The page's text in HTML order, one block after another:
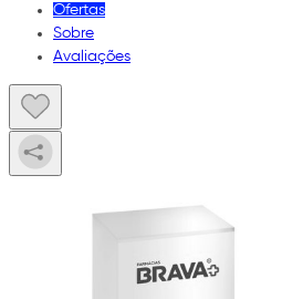
Ofertas
Sobre
Avaliações